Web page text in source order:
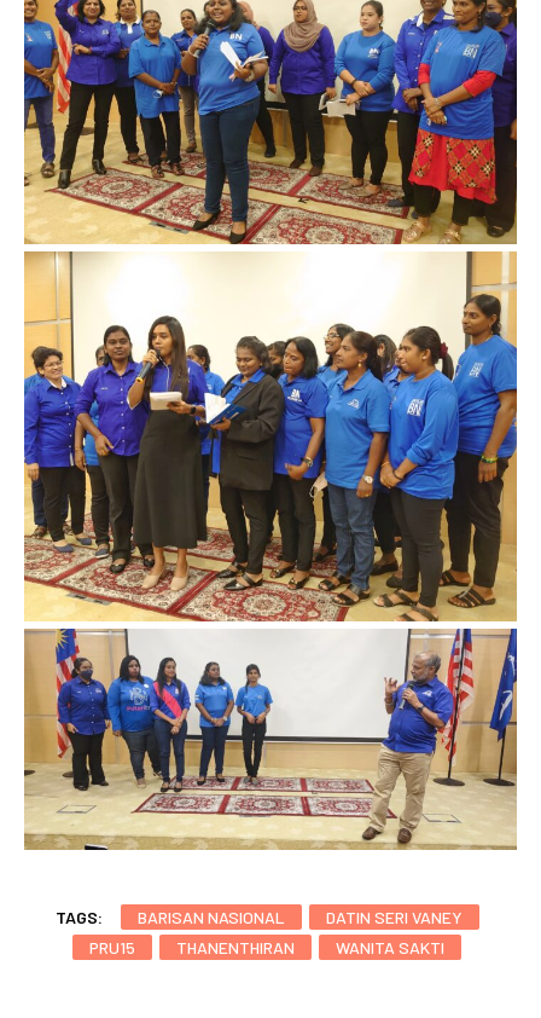
TAGS: BARISAN NASIONAL
DATIN SERI VANEY
PRU15
THANENTHIRAN WANITA SAKTI